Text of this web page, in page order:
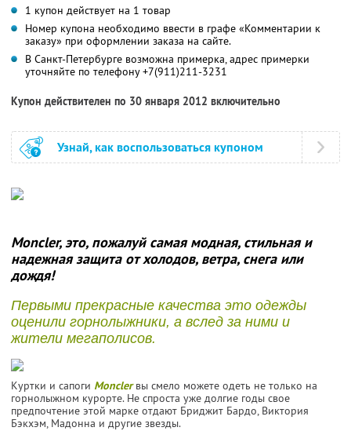
1 купон действует на 1 товар
Номер купона необходимо ввести в графе «Комментарии к
заказу» при оформлении заказа на сайте.
В Санкт-Петербурге возможна примерка, адрес примерки
уточняйте по телефону +7(911)211-3231
Купон действителен по 30 января 2012 включительно
Узнай, как воспользоваться купоном
Moncler, это, пожалуй самая модная, стильная и
надежная защита от холодов, ветра, снега или
дождя!
Первыми прекрасные качества это одежды
оценили горнолыжники, а вслед за ними и
жители мегаполисов.
Куртки и сапоги Moncler вы смело можете одеть не только на
горнолыжном курорте. Не спроста уже долгие годы свое
предпочтение этой марке отдают Бриджит Бардо, Виктория
Бэкхэм, Мадонна и другие звезды.